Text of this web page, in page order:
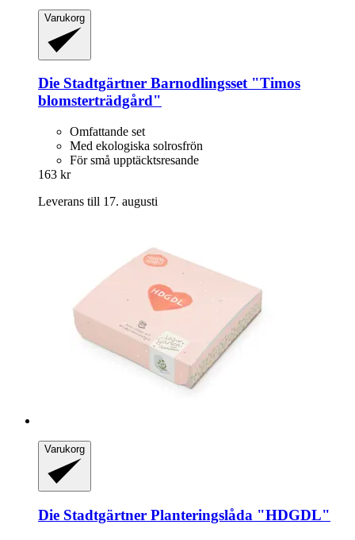
Varukorg
Die Stadtgärtner Barnodlingsset "Timos
blomsterträdgård"
Omfattande set
Med ekologiska solrosfrön
För små upptäcktsresande
163 kr
Leverans till 17. augusti
Varukorg
Die Stadtgärtner Planteringslåda "HDGDL"